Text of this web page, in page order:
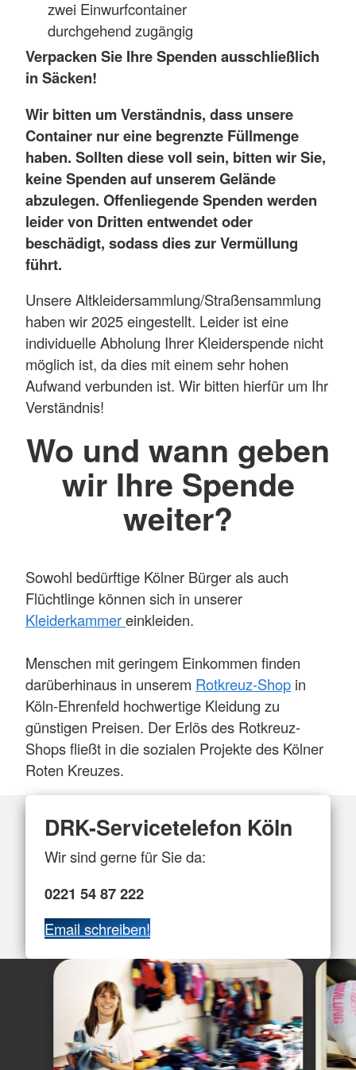
zwei Einwurfcontainer
durchgehend zugängig
Verpacken Sie Ihre Spenden ausschließlich
in Säcken!
Wir bitten um Verständnis, dass unsere
Container nur eine begrenzte Füllmenge
haben. Sollten diese voll sein, bitten wir Sie,
keine Spenden auf unserem Gelände
abzulegen. Offenliegende Spenden werden
leider von Dritten entwendet oder
beschädigt, sodass dies zur Vermüllung
führt.
Unsere Altkleidersammlung/Straßensammlung
haben wir 2025 eingestellt. Leider ist eine
individuelle Abholung Ihrer Kleiderspende nicht
möglich ist, da dies mit einem sehr hohen
Aufwand verbunden ist. Wir bitten hierfür um Ihr
Verständnis!
Wo und wann geben
wir Ihre Spende
weiter?
Sowohl bedürftige Kölner Bürger als auch
Flüchtlinge können sich in unserer
Kleiderkammereinkleiden.
Menschen mit geringem Einkommen finden
darüberhinaus in unserem Rotkreuz-Shop in
Köln-Ehrenfeld hochwertige Kleidung zu
günstigen Preisen. Der Erlös des Rotkreuz-
Shops fließt in die sozialen Projekte des Kölner
Roten Kreuzes.
DRK-Servicetelefon Köln
Wir sind gerne für Sie da:
0221 54 87 222
Email schreiben!